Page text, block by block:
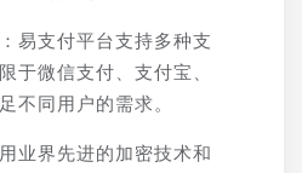
：易支付平台支持多种支
于微信支付、支付宝、
不同用户的需求。
业界先进的加密技术和